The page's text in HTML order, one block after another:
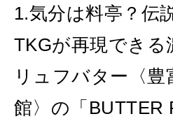
FOLLOW
1.気分は料亭？伝
TKGが再現できる
リュフバター〈豊
館〉の「BUTTER